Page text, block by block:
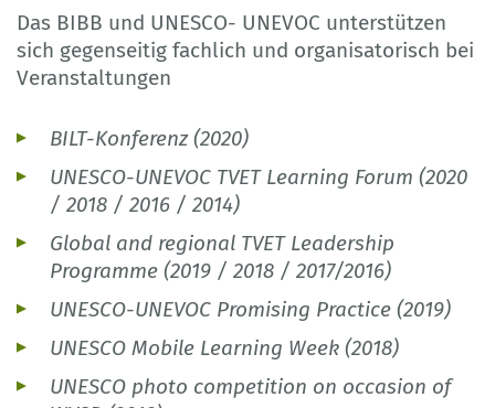
Das BIBB und UNESCO- UNEVOC unterstützen
sich gegenseitig fachlich und organisatorisch bei
Veranstaltungen
BILT-Konferenz (2020)
UNESCO-UNEVOC TVET Learning Forum (2020
/ 2018 / 2016 / 2014)
Global and regional TVET Leadership
Programme (2019 / 2018 / 2017/2016)
UNESCO-UNEVOC Promising Practice (2019)
UNESCO Mobile Learning Week (2018)
UNESCO photo competition on occasion of